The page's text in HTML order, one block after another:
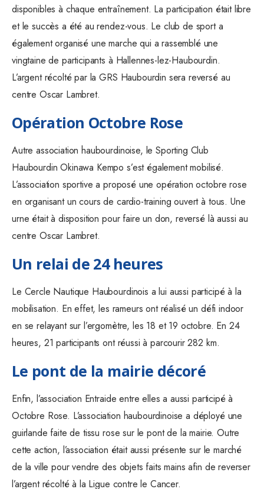
disponibles à chaque entraînement. La participation était libre
et le succès a été au rendez-vous. Le club de sport a
également organisé une marche qui a rassemblé une
vingtaine de participants à Hallennes-lez-Haubourdin.
L’argent récolté par la GRS Haubourdin sera reversé au
centre Oscar Lambret.
Opération Octobre Rose
Autre association haubourdinoise, le Sporting Club
Haubourdin Okinawa Kempo s’est également mobilisé.
L’association sportive a proposé une opération octobre rose
en organisant un cours de cardio-training ouvert à tous. Une
urne était à disposition pour faire un don, reversé là aussi au
centre Oscar Lambret.
Un relai de 24 heures
Le Cercle Nautique Haubourdinois a lui aussi participé à la
mobilisation. En effet, les rameurs ont réalisé un défi indoor
en se relayant sur l’ergomètre, les 18 et 19 octobre. En 24
heures, 21 participants ont réussi à parcourir 282 km.
Le pont de la mairie décoré
Enfin, l’association Entraide entre elles a aussi participé à
Octobre Rose. L’association haubourdinoise a déployé une
guirlande faite de tissu rose sur le pont de la mairie. Outre
cette action, l’association était aussi présente sur le marché
de la ville pour vendre des objets faits mains afin de reverser
l’argent récolté à la Ligue contre le Cancer.